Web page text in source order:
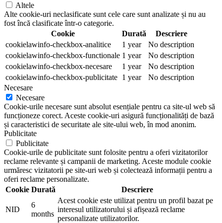
Altele
Alte cookie-uri neclasificate sunt cele care sunt analizate și nu au
fost încă clasificate într-o categorie.
Cookie
Durată
Descriere
cookielawinfo-checkbox-analitice
1 year
No description
cookielawinfo-checkbox-functionale 1 year
No description
cookielawinfo-checkbox-necesare
1 year
No description
cookielawinfo-checkbox-publicitate 1 year
No description
Necesare
Necesare
Cookie-urile necesare sunt absolut esențiale pentru ca site-ul web să
funcționeze corect. Aceste cookie-uri asigură funcționalități de bază
și caracteristici de securitate ale site-ului web, în mod anonim.
Publicitate
Publicitate
Cookie-urile de publicitate sunt folosite pentru a oferi vizitatorilor
reclame relevante și campanii de marketing. Aceste module cookie
urmăresc vizitatorii pe site-uri web și colectează informații pentru a
oferi reclame personalizate.
Cookie Durată Descriere
NID
6
months
Acest cookie este utilizat pentru un profil bazat pe
interesul utilizatorului și afișează reclame
personalizate utilizatorilor.